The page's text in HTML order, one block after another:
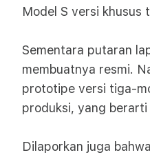
Model S versi khusus
Sementara putaran
membuatnya resmi.
prototipe versi tiga-
produksi, yang
Dilaporkan juga